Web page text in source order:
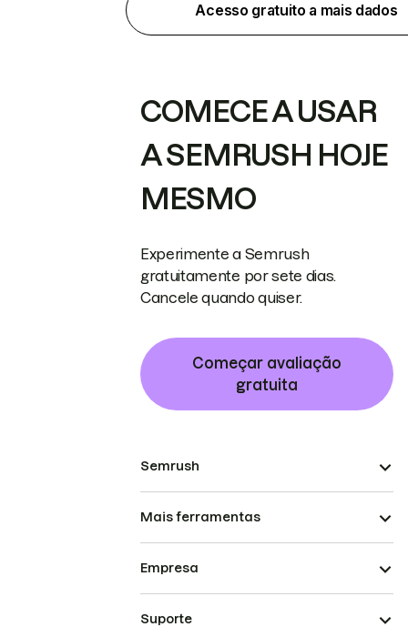
Acesso gratuito a mais dados
COMECE A USAR
A SEMRUSH HOJE
MESMO
Experimente a Semrush
gratuitamente por sete dias.
Cancele quando quiser.
Começar avaliação
gratuita
Semrush
Mais ferramentas
Empresa
Suporte